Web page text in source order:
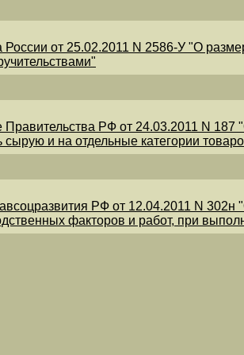
России от 25.02.2011 N 2586-У "О
Правительства РФ от 24.03.2011 N
и на отдельные категории
РФ от 12.04.2011 N
факторов и работ, при